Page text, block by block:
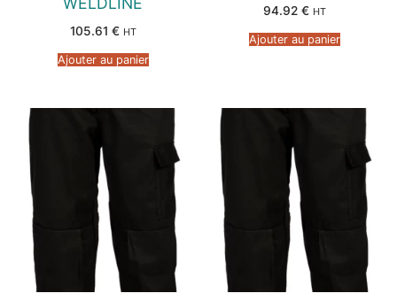
105.61 € HT
Ajouter au panier
94.92 € HT
Ajouter au panier